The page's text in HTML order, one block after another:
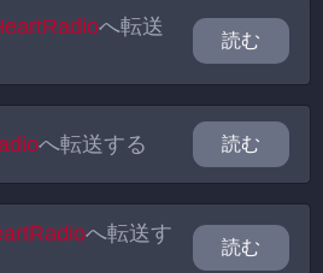
へ転送
読む
へ転送する 読む
へ転送す
読む